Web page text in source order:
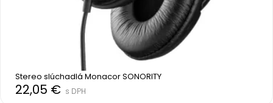
Stereo slúchadlá Monacor SONORITY
22,05 € s DPH